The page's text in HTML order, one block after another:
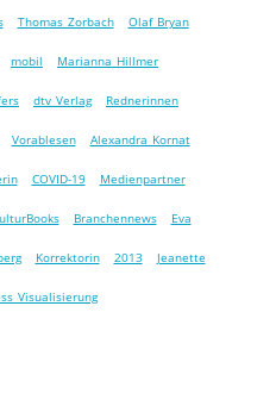
Thomas Zorbach Olaf Bryan
mobil Marianna Hillmer
dtv Verlag Rednerinnen
Vorablesen Alexandra Kornat
COVID-19 Medienpartner
Branchennews Eva
Korrektorin 2013 Jeanette
Visualisierung